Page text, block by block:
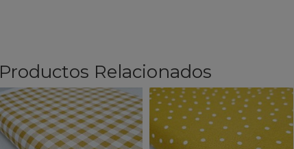
Productos Relacionados